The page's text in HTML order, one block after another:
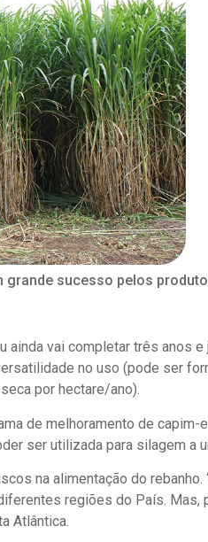
grande sucesso pelos
ainda vai completar três anos
no uso (pode ser
por hectare/ano).
de melhoramento de capim-
ser utilizada para silagem a
na alimentação do rebanho.
regiões do País. Mas,
Atlântica.